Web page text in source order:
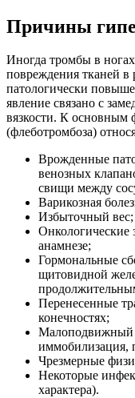
Причины
Иногда тромбы в
повреждения тканей в
патологически
явление связано с
вязкости. К основным
(флеботромбоза)
Врожденные
венозных
свищи между
Варикозная
Избыточный вес;
Онкологические
анамнезе;
Гормональные
щитовидной
Перенесенные
конечностях;
Малоподвижный
иммобилизация,
Чрезмерные
Некоторые
характера).